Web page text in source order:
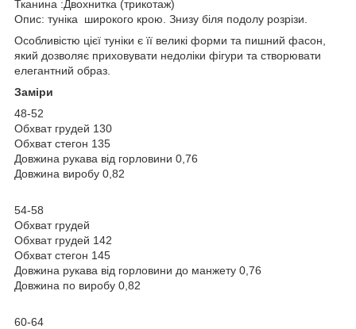
Тканина :Двохнитка (трикотаж)
Опис: туніка широкого крою. Знизу біля подолу розрізи.
Особливістю цієї туніки є її великі форми та пишний фасон,
який дозволяє приховувати недоліки фігури та створювати
елегантний образ.
Заміри
48-52
Обхват грудей 130
Обхват стегон 135
Довжина рукава від горловини 0,76
Довжина виробу 0,82
54-58
Обхват грудей
Обхват грудей 142
Обхват стегон 145
Довжина рукава від горловини до манжету 0,76
Довжина по виробу 0,82
60-64